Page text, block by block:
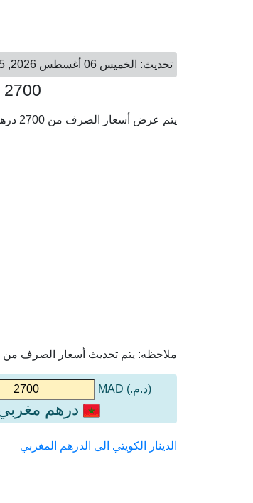
تحديث: الخميس 06 أغسطس 2026, 06:55 ص ، الرباط - الخميس 06 أغسطس 2026, 08:55 ص ، الكويت
2700 درهم مغربي = 89.75 دينار كويتي
يتم عرض أسعار الصرف من 2700 درهم مغربي ( MAD) إلى الدينار الكويتي ( KWD) وفقا لأحدث أسعار الصرف.
ملاحظه: يتم تحديث أسعار الصرف من
(د.م.) MAD
درهم
الدينار الكويتي الى الدرهم المغربي